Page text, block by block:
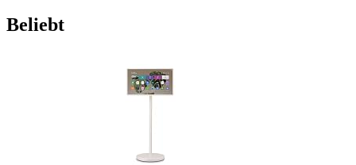
Beliebt